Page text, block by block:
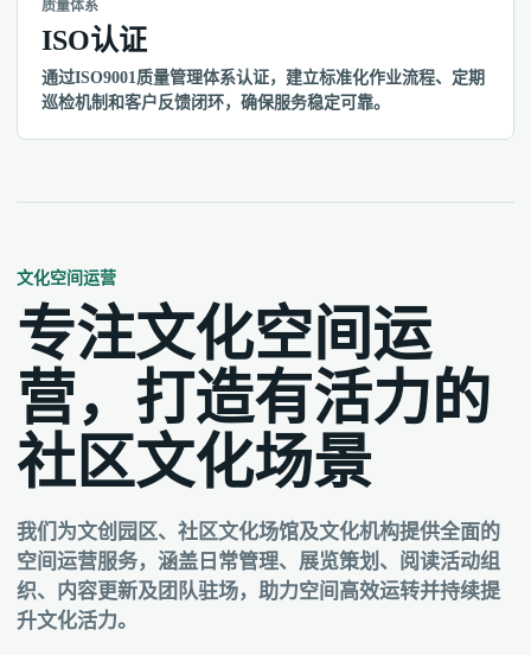
质量体系
ISO认证
通过ISO9001质量管理体系认证，建立标准化作业流程、定期
巡检机制和客户反馈闭环，确保服务稳定可靠。
文化空间运营
专注文化空间运
营，打造有活力的
社区文化场景
我们为文创园区、社区文化场馆及文化机构提供全面的
空间运营服务，涵盖日常管理、展览策划、阅读活动组
织、内容更新及团队驻场，助力空间高效运转并持续提
升文化活力。